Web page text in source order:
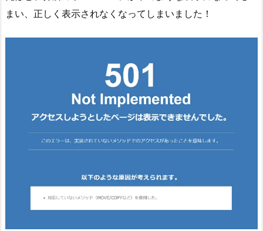
まい、正しく表示されなくなってしまいました！